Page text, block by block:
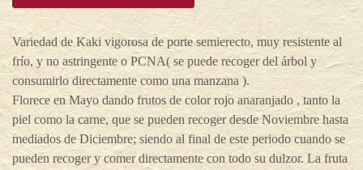
Variedad de Kaki vigorosa de porte semierecto, muy resistente al
frío, y no astringente o PCNA( se puede recoger del árbol y
consumirlo directamente como una manzana ).
Florece en Mayo dando frutos de color rojo anaranjado , tanto la
piel como la carne, que se pueden recoger desde Noviembre hasta
mediados de Diciembre; siendo al final de este periodo cuando se
pueden recoger y comer directamente con todo su dulzor. La fruta